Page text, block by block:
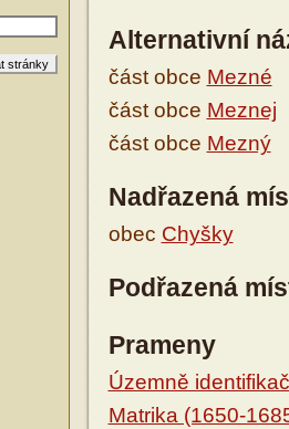
Alternativní
část obce Mezné
část obce Meznej
část obce Mezný
Nadřazená
obec Chyšky
Podřazená
Prameny
Územně
Matrika (1650-